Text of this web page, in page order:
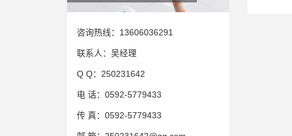
咨询热线： 13606036291
联系人： 吴经理
Q Q： 250231642
电 话： 0592-5779433
传 真： 0592-5779433